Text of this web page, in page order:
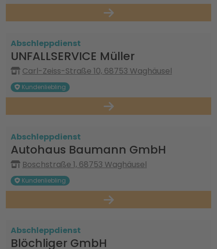
Abschleppdienst
UNFALLSERVICE Müller
Carl-Zeiss-Straße 10, 68753 Waghäusel
Kundenliebling
Abschleppdienst
Autohaus Baumann GmbH
Boschstraße 1, 68753 Waghäusel
Kundenliebling
Abschleppdienst
Blöchliger GmbH